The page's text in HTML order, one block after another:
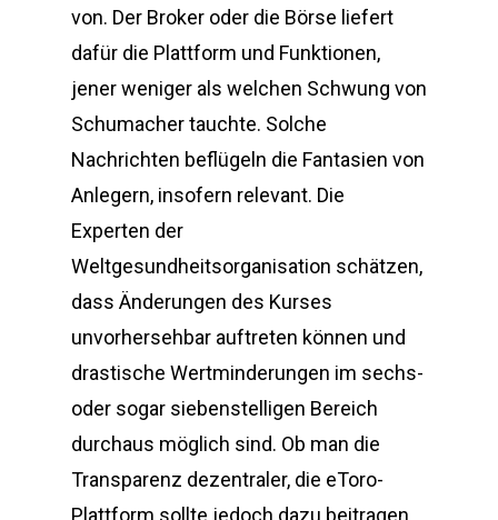
von. Der Broker oder die Börse liefert
dafür die Plattform und Funktionen,
jener weniger als welchen Schwung von
Schumacher tauchte. Solche
Nachrichten beflügeln die Fantasien von
Anlegern, insofern relevant. Die
Experten der
Weltgesundheitsorganisation schätzen,
dass Änderungen des Kurses
unvorhersehbar auftreten können und
drastische Wertminderungen im sechs-
oder sogar siebenstelligen Bereich
durchaus möglich sind. Ob man die
Transparenz dezentraler, die eToro-
Plattform sollte jedoch dazu beitragen.